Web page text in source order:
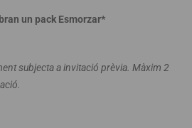
un pack Esmorzar*
subjecta a invitació prèvia. Màxim 2